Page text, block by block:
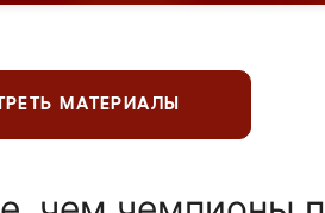
МАТЕРИАЛЫ